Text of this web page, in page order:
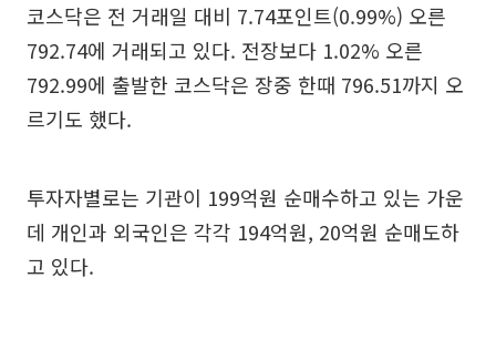
코스닥은 전 거래일 대비 7.74포인트(0.99%) 오른
792.74에 거래되고 있다. 전장보다 1.02% 오른
792.99에 출발한 코스닥은 장중 한때 796.51까지 오
르기도 했다.
투자자별로는 기관이 199억원 순매수하고 있는 가운
데 개인과 외국인은 각각 194억원, 20억원 순매도하
고 있다.